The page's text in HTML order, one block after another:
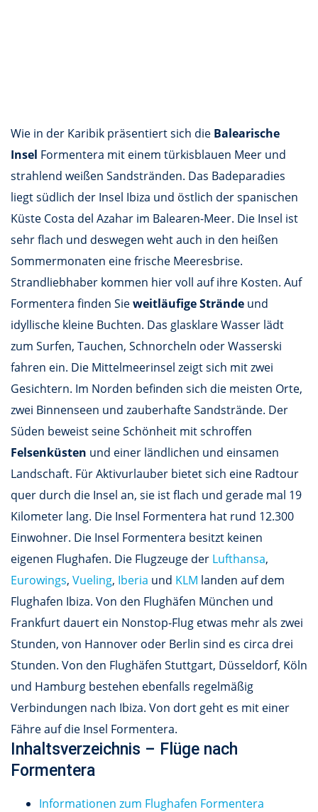
Wie in der Karibik präsentiert sich die Balearische
Insel Formentera mit einem türkisblauen Meer und
strahlend weißen Sandstränden. Das Badeparadies
liegt südlich der Insel Ibiza und östlich der spanischen
Küste Costa del Azahar im Balearen-Meer. Die Insel ist
sehr flach und deswegen weht auch in den heißen
Sommermonaten eine frische Meeresbrise.
Strandliebhaber kommen hier voll auf ihre Kosten. Auf
Formentera finden Sieweitläufige Strände und
idyllische kleine Buchten. Das glasklare Wasser lädt
zum Surfen, Tauchen, Schnorcheln oder Wasserski
fahren ein. Die Mittelmeerinsel zeigt sich mit zwei
Gesichtern. Im Norden befinden sich die meisten Orte,
zwei Binnenseen und zauberhafte Sandstrände. Der
Süden beweist seine Schönheit mit schroffen
Felsenküsten und einer ländlichen und einsamen
Landschaft. Für Aktivurlauber bietet sich eine Radtour
quer durch die Insel an, sie ist flach und gerade mal 19
Kilometer lang. Die Insel Formentera hat rund 12.300
Einwohner. Die Insel Formentera besitzt keinen
eigenen Flughafen. Die Flugzeuge der Lufthansa,
Eurowings, Vueling, Iberia und KLM landen auf dem
Flughafen Ibiza. Von den Flughäfen München und
Frankfurt dauert ein Nonstop-Flug etwas mehr als zwei
Stunden, von Hannover oder Berlin sind es circa drei
Stunden. Von den Flughäfen Stuttgart, Düsseldorf, Köln
und Hamburg bestehen ebenfalls regelmäßig
Verbindungen nach Ibiza. Von dort geht es mit einer
Fähre auf die Insel Formentera.
Inhaltsverzeichnis – Flüge nach
Formentera
Informationen zum Flughafen Formentera